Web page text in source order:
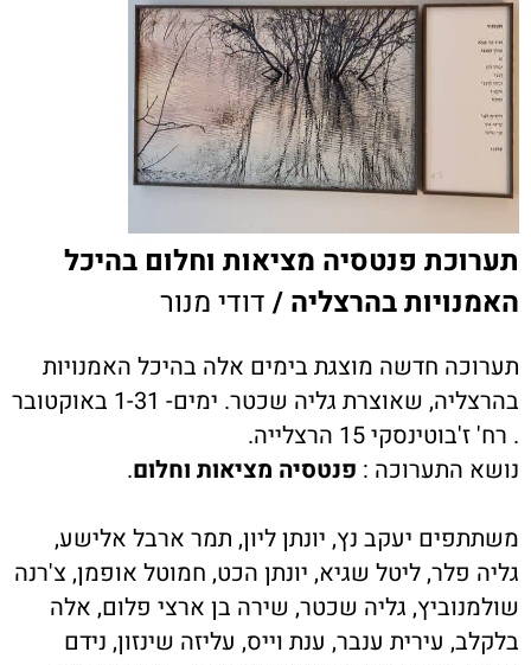
תערוכת פנטסיה מציאות וחלום בהיכל
האמנויות בהרצליה / דודי מנור
תערוכה חדשה מוצגת בימים אלה בהיכל האמנויות
בהרצליה, שאוצרת גליה שכטר. ימים- 1-31 באוקטובר
. רח' ז'בוטינסקי 15 הרצלייה.
נושא התערוכה : פנטסיה מציאות וחלום.
משתתפים יעקב נץ, יונתן ליון, תמר ארבל אלישע,
גליה פלר, ליטל שגיא, יונתן הכט, חמוטל אופמן, צ'רנה
שולמנוביץ, גליה שכטר, שירה בן ארצי פלום, אלה
בלקלב, עירית ענבר, ענת וייס, עליזה שינזון, נידם